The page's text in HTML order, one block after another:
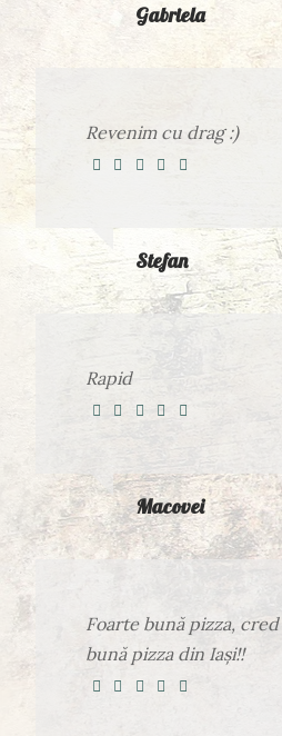
Gabriela
Revenim cu drag :)
Stefan
Rapid
Macovei
Foarte bună pizza,
bună pizza din Iași!!